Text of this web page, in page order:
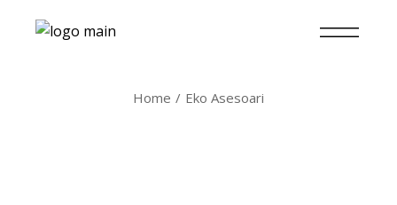
Home Eko Asesoari